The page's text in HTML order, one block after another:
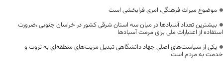
موضوع میراث فرهنگی، امری فرابخشی است
بیشترین تعداد آسبادها در میان سه استان شرقی کشور در خراسان جنوبی ،ضرورت
استفاده از اعتبارات ملی برای مرمت آسبادها
یکی از سیاست‌های اصلی جهاد دانشگاهی تبدیل مزیت‌های منطقه‌ای به ثروت و
خدمت به مردم است